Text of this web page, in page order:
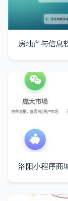
房地产与信息
洛阳小程序商